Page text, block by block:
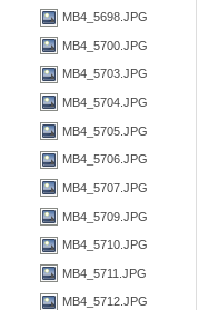
MB4_5698.JPG
MB4_5700.JPG
MB4_5703.JPG
MB4_5704.JPG
MB4_5705.JPG
MB4_5706.JPG
MB4_5707.JPG
MB4_5709.JPG
MB4_5710.JPG
MB4_5711.JPG
MB4_5712.JPG